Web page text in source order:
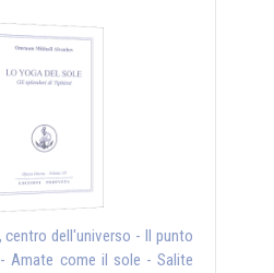
centro dell'universo - Il punto
Amate come il sole - Salite